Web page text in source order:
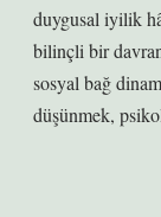
duygusal iyilik
bilinçli bir
sosyal bağ
düşünmek,